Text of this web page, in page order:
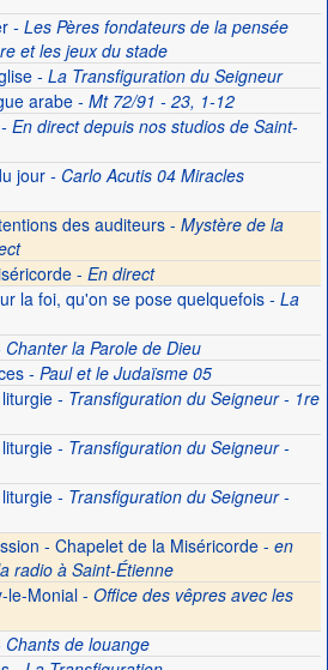
- Les Pères fondateurs de la pensée
et les jeux du stade
- La Transfiguration du Seigneur
arabe- Mt 72/91 - 23, 1-12
En direct depuis nos studios de Saint-
jour- Carlo Acutis 04 Miracles
des auditeurs - Mystère de la
- En direct
la foi, qu'on se pose quelquefois- La
la Parole de Dieu
- Paul et le Judaïsme 05
- Transfiguration du Seigneur - 1re
- Transfiguration du Seigneur -
- Transfiguration du Seigneur -
- Chapelet de la Miséricorde - en
radio à Saint-Étienne
le-Monial - Office des vêpres avec les
de louange